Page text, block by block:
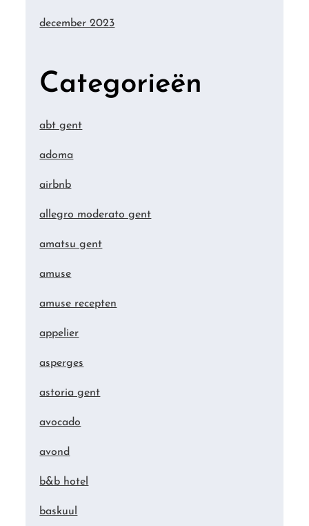
december 2023
Categorieën
abt gent
adoma
airbnb
allegro moderato gent
amatsu gent
amuse
amuse recepten
appelier
asperges
astoria gent
avocado
avond
b&b hotel
baskuul